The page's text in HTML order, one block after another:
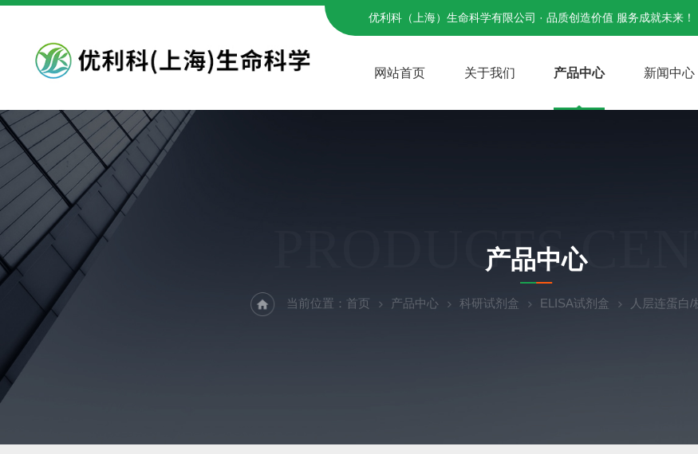
优利科（上海）生命科学有限公司 · 品质创造价值 服务成就未来！
网站首页 关于我们 产品中心 新闻中心
PRODUCTS
产品中心
当前位置： 首页 产品中心 科研试剂盒 ELISA试剂盒 人层连蛋白